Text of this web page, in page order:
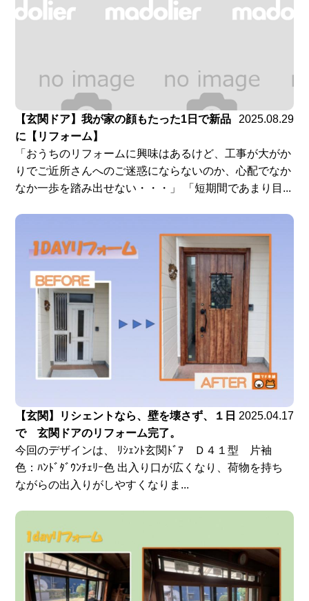
【玄関ドア】我が家の顔もたった1日で新品
に【リフォーム】
2025.08.29
「おうちのリフォームに興味はあるけど、工事が大がか
りでご近所さんへのご迷惑にならないのか、心配でなか
なか一歩を踏み出せない・・・」 「短期間であまり目...
【玄関】リシェントなら、壁を壊さず、１日
で 玄関ドアのリフォーム完了。
2025.04.17
今回のデザインは、 ﾘｼｪﾝﾄ玄関ﾄﾞｱ Ｄ４１型 片袖
色：ﾊﾝﾄﾞﾀﾞｳﾝﾁｪﾘｰ色 出入り口が広くなり、荷物を持ち
ながらの出入りがしやすくなりま...